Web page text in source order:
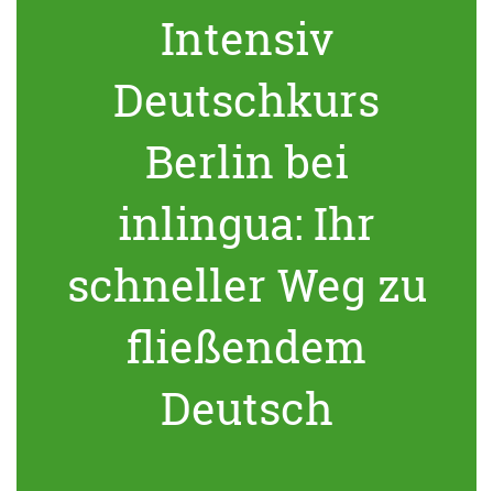
Intensiv
Deutschkurs
Berlin bei
inlingua: Ihr
schneller Weg zu
fließendem
Deutsch